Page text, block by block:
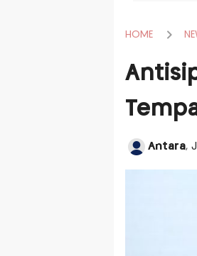
HOME
Antara,